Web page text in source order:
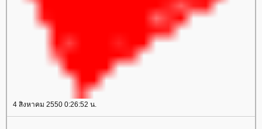
4 สิงหาคม 2550 0:26:52 น.